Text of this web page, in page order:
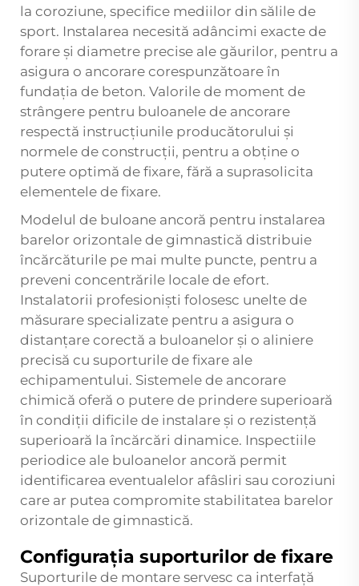
la coroziune, specifice mediilor din sălile de
sport. Instalarea necesită adâncimi exacte de
forare și diametre precise ale găurilor, pentru a
asigura o ancorare corespunzătoare în
fundația de beton. Valorile de moment de
strângere pentru buloanele de ancorare
respectă instrucțiunile producătorului și
normele de construcții, pentru a obține o
putere optimă de fixare, fără a suprasolicita
elementele de fixare.
Modelul de buloane ancoră pentru instalarea
barelor orizontale de gimnastică distribuie
încărcăturile pe mai multe puncte, pentru a
preveni concentrările locale de efort.
Instalatorii profesioniști folosesc unelte de
măsurare specializate pentru a asigura o
distanțare corectă a buloanelor și o aliniere
precisă cu suporturile de fixare ale
echipamentului. Sistemele de ancorare
chimică oferă o putere de prindere superioară
în condiții dificile de instalare și o rezistență
superioară la încărcări dinamice. Inspectiile
periodice ale buloanelor ancoră permit
identificarea eventualelor afâsliri sau coroziuni
care ar putea compromite stabilitatea barelor
orizontale de gimnastică.
Configurația suporturilor de fixare
Suporturile de montare servesc ca interfață